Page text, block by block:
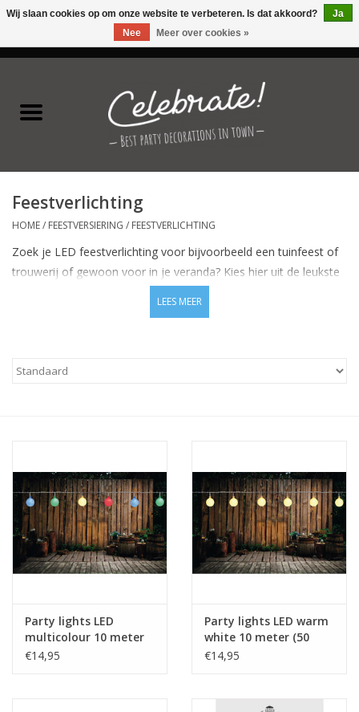
Latex ballonnen
Folie ballonnen
Verjaardag thema's
Feestversiering
Accessoires
Feestverlichting
HOME/ FEESTVERSIERING / FEESTVERLICHTING
Zoek je LED feestverlichting voor bijvoorbeeld een tuinfeest of
trouwerij of gewoon voor in je veranda? Kies hier uit de leukste
LEES MEER
Party lights LED
multicolour 10 meter
(50 lampjes)
€14,95
Party lights LED warm
white 10 meter (50
lampjes)
€14,95
Wij slaan cookies op om onze website te verbeteren. Is dat akkoord?
Ja
Nee
Meer over cookies »